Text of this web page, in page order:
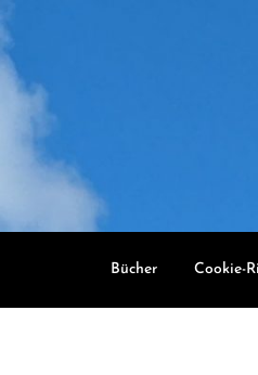
content
Bücher Cookie-